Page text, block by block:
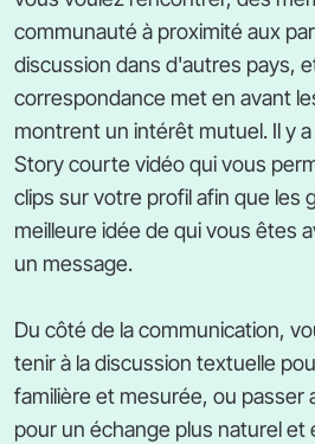
communauté à proximité aux
discussion dans d'autres pays,
correspondance met en avant
montrent un intérêt mutuel. Il y
Story courte vidéo qui vous
clips sur votre profil afin que les
meilleure idée de qui vous êtes
un message.
Du côté de la communication,
tenir à la discussion textuelle
familière et mesurée, ou passer
pour un échange plus naturel et